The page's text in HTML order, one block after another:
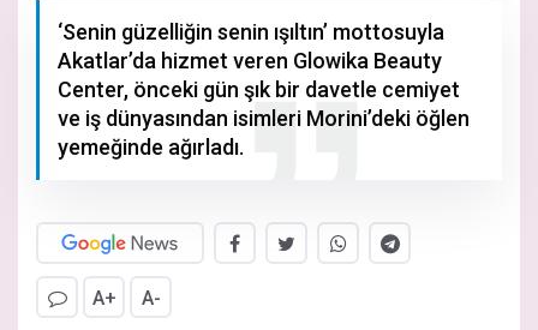
‘Senin güzelliğin senin ışıltın’ mottosuyla
Akatlar’da hizmet veren Glowika Beauty
Center, önceki gün şık bir davetle cemiyet
ve iş dünyasından isimleri Morini’deki öğlen
yemeğinde ağırladı.
A+ A-